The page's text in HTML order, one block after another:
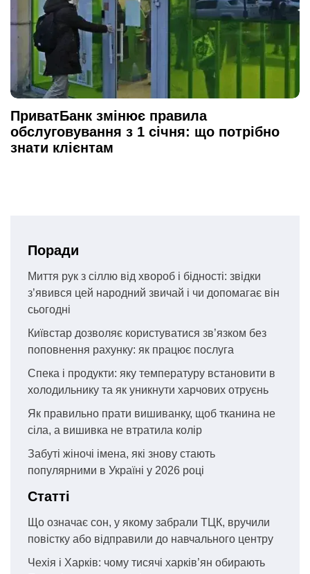
ПриватБанк змінює правила
обслуговування з 1 січня: що потрібно
знати клієнтам
Поради
Миття рук з сіллю від хвороб і бідності: звідки
з’явився цей народний звичай і чи допомагає він
сьогодні
Київстар дозволяє користуватися зв’язком без
поповнення рахунку: як працює послуга
Спека і продукти: яку температуру встановити в
холодильнику та як уникнути харчових отруєнь
Як правильно прати вишиванку, щоб тканина не
сіла, а вишивка не втратила колір
Забуті жіночі імена, які знову стають
популярними в Україні у 2026 році
Статті
Що означає сон, у якому забрали ТЦК, вручили
повістку або відправили до навчального центру
Чехія і Харків: чому тисячі харків’ян обирають